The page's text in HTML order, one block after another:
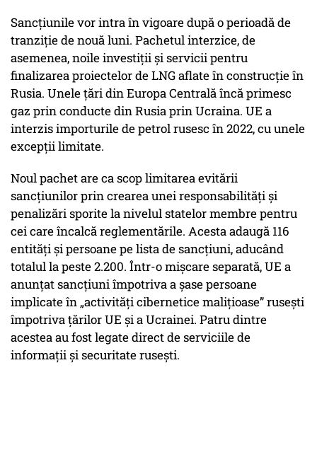
Sancțiunile vor intra în vigoare după o perioadă de
tranziție de nouă luni. Pachetul interzice, de
asemenea, noile investiții și servicii pentru
finalizarea proiectelor de LNG aflate în construcție în
Rusia. Unele țări din Europa Centrală încă primesc
gaz prin conducte din Rusia prin Ucraina. UE a
interzis importurile de petrol rusesc în 2022, cu unele
excepții limitate.
Noul pachet are ca scop limitarea evitării
sancțiunilor prin crearea unei responsabilități și
penalizări sporite la nivelul statelor membre pentru
cei care încalcă reglementările. Acesta adaugă 116
entități și persoane pe lista de sancțiuni, aducând
totalul la peste 2.200. Într-o mișcare separată, UE a
anunțat sancțiuni împotriva a șase persoane
implicate în „activități cibernetice malițioase” rusești
împotriva țărilor UE și a Ucrainei. Patru dintre
acestea au fost legate direct de serviciile de
informații și securitate rusești.